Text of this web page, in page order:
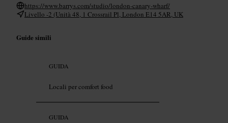
https://www.barrys.com/studio/london-canary-wharf/
Livello -2 (Unità 48, 1 Crossrail Pl, London E14 5AR, UK
Guide simili
GUIDA
Locali per comfort food
GUIDA